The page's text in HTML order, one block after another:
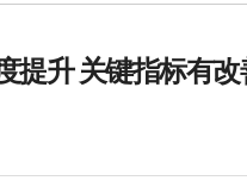
提升 关键指标有改